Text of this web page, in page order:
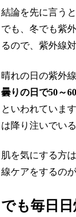
結論を先に言う
でも、冬でも紫
るので、紫外線
晴れの日の紫外
曇りの日で50～
といわれていま
は降り注いでいる
肌を気にする方
線ケアをするの
でも毎日